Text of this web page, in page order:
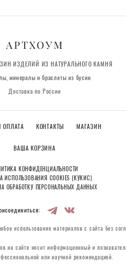
АРТХОУМ
ИЗДЕЛИЙ ИЗ НАТУРАЛЬНОГО КАМНЯ
минералы и браслеты из бусин
Доставка по России
ОПЛАТА КОНТАКТЫ МАГАЗИН
ВАША КОРЗИНА
КОНФИДЕНЦИАЛЬНОСТИ
ИСПОЛЬЗОВАНИЯ COOKIES (КУКИС)
ОБРАБОТКУ ПЕРСОНАЛЬНЫХ ДАННЫХ
использование материалов с сайта без
на сайте носит информационный и
или научной рекомендацией.